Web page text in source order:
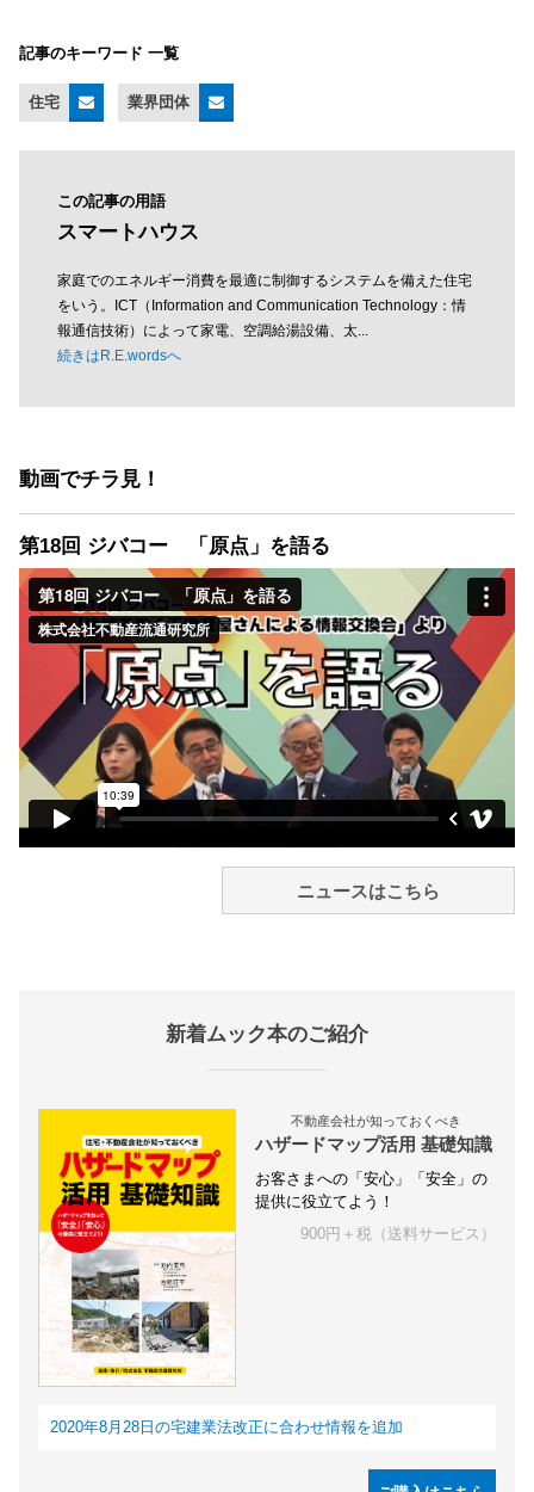
記事のキーワード 一覧
住宅 業界団体
この記事の用語
スマートハウス
家庭でのエネルギー消費を最適に制御するシステムを備えた住宅
をいう。ICT（Information and Communication Technology：情
報通信技術）によって家電、空調給湯設備、太...
続きはR.E.wordsへ
動画でチラ見！
第18回 ジバコー 「原点」を語る
ニュースはこちら
新着ムック本のご紹介
不動産会社が知っておくべき
ハザードマップ活用 基礎知識
お客さまへの「安心」「安全」の
提供に役立てよう！
900円＋税（送料サービス）
2020年8月28日の宅建業法改正に合わせ情報を追加